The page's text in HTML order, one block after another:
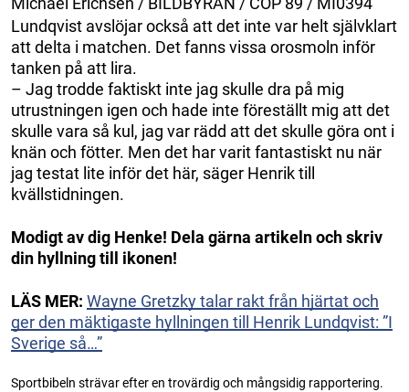
Lundqvist avslöjar också att det inte var helt självklart
att delta i matchen. Det fanns vissa orosmoln inför
tanken på att lira.
– Jag trodde faktiskt inte jag skulle dra på mig
utrustningen igen och hade inte föreställt mig att det
skulle vara så kul, jag var rädd att det skulle göra ont i
knän och fötter. Men det har varit fantastiskt nu när
jag testat lite inför det här, säger Henrik till
kvällstidningen.
Modigt av dig Henke! Dela gärna artikeln och skriv
din hyllning till ikonen!
LÄS MER: Wayne Gretzky talar rakt från hjärtat och
ger den mäktigaste hyllningen till Henrik Lundqvist: ”I
Sverige så…”
Sportbibeln strävar efter en trovärdig och mångsidig rapportering.